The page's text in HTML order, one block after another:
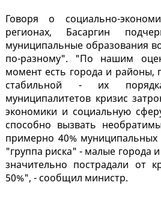
Говоря о социально-
регионах, Басаргин
муниципальные образования
по-разному". "По нашим
момент есть города и районы,
стабильной - их
муниципалитетов кризис
экономики и социальную
способно вызвать
примерно 40% муниципальных
"группа риска" - малые города
значительно пострадали от
50%", - сообщил министр.